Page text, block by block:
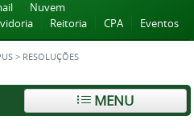
Nuvem
Reitoria CPA Eventos
> RESOLUÇÕES
MENU